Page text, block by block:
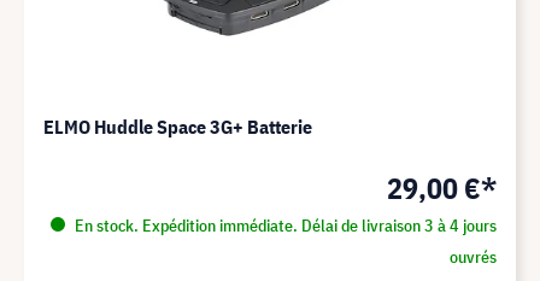
ELMO Huddle Space 3G+ Batterie
29,00 €*
En stock. Expédition immédiate. Délai de livraison 3 à 4 jours
ouvrés